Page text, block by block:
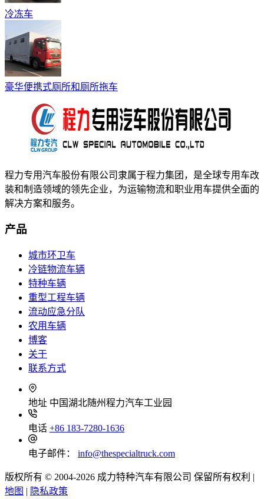
冷冻车
豪华便携式厕所和厕所拖车
程力专用汽车股份有限公司隶属于程力集团，是全球专用车改
装和制造领域的领先企业，为运输物流和职业用车提供全面的
解决方案和服务。
产品
城市环卫车
冷链物流车辆
特种车辆
重型工程车辆
流动应急分队
农用车辆
博客
关于
联系方式
地址 中国湖北随州程力汽车工业园
电话 +86 183-7280-1636
电子邮件： info@thespecialtruck.com
版权所有 © 2004-2026 成力特种汽车有限公司 保留所有权利 |
地图 | 隐私政策